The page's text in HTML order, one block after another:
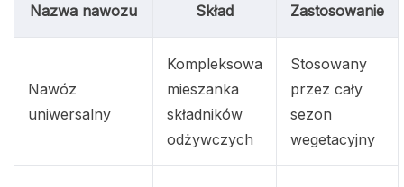
Nazwa nawozu Skład Zastosowanie
Nawóz
uniwersalny
Kompleksowa
mieszanka
składników
odżywczych
Stosowany
przez cały
sezon
wegetacyjny